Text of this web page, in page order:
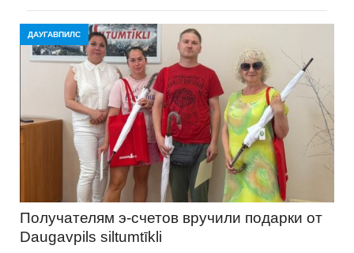
ДАУГАВПИЛС
Получателям э-счетов вручили подарки от
Daugavpils siltumtīkli